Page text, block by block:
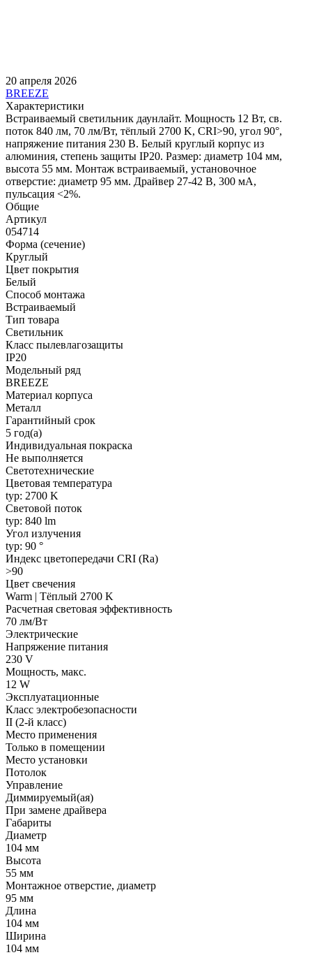
20 апреля 2026
BREEZE
Характеристики
Встраиваемый светильник даунлайт. Мощность 12 Вт, св.
поток 840 лм, 70 лм/Вт, тёплый 2700 K, CRI>90, угол 90°,
напряжение питания 230 В. Белый круглый корпус из
алюминия, степень защиты IP20. Размер: диаметр 104 мм,
высота 55 мм. Монтаж встраиваемый, установочное
отверстие: диаметр 95 мм. Драйвер 27-42 В, 300 мА,
пульсация <2%.
Общие
Артикул
054714
Форма (сечение)
Круглый
Цвет покрытия
Белый
Способ монтажа
Встраиваемый
Тип товара
Светильник
Класс пылевлагозащиты
IP20
Модельный ряд
BREEZE
Материал корпуса
Металл
Гарантийный срок
5 год(а)
Индивидуальная покраска
Не выполняется
Светотехнические
Цветовая температура
typ: 2700 K
Световой поток
typ: 840 lm
Угол излучения
typ: 90 °
Индекс цветопередачи CRI (Ra)
>90
Цвет свечения
Warm | Тёплый 2700 K
Расчетная световая эффективность
70 лм/Вт
Электрические
Напряжение питания
230 V
Мощность, макс.
12 W
Эксплуатационные
Класс электробезопасности
II (2-й класс)
Место применения
Только в помещении
Место установки
Потолок
Управление
Диммируемый(ая)
При замене драйвера
Габариты
Диаметр
104 мм
Высота
55 мм
Монтажное отверстие, диаметр
95 мм
Длина
104 мм
Ширина
104 мм